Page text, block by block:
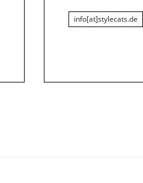
info[at]stylecats.de